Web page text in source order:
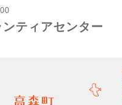
ティアセンター